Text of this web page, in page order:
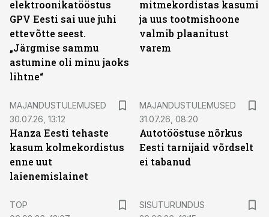
elektroonikatööstus
GPV Eesti sai uue juhi
ettevõtte seest.
„Järgmise sammu
astumine oli minu jaoks
lihtne“
mitmekordistas kasumi
ja uus tootmishoone
valmib plaanitust
varem
MAJANDUSTULEMUSED
30.07.26, 13:12
Hanza Eesti tehaste
kasum kolmekordistus
enne uut
laienemislainet
MAJANDUSTULEMUSED
31.07.26, 08:20
Autotööstuse nõrkus
Eesti tarnijaid võrdselt
ei tabanud
TOP
SISUTURUNDUS